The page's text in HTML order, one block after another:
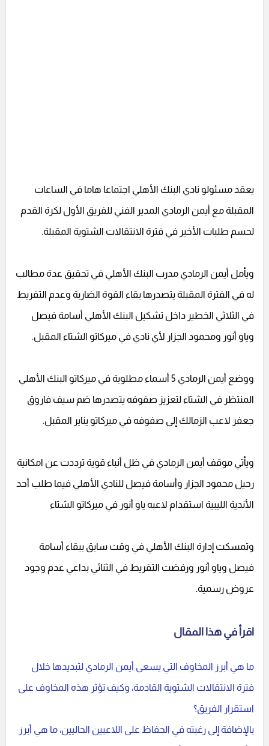
يعقد مسئولو نادي البنك الأهلي اجتماعا هاما في الساعات
المقبلة مع أيمن الرمادي المدير الفني للفريق الأول لكرة القدم
لحسم طلبات الأخير في فترة الانتقالات الشتوية المقبلة.
ويأمل أيمن الرمادي مدرب البنك الأهلي في تحقيق عدة مطالب
له في الفترة المقبلة يتصدرها بقاء القوة الضاربة وعدم التفريط
في الثلاثي الخطير داخل تشكيل البنك الأهلي أسامة فيصل
وياو أنور ومحمود الجزار لأي نادي في ميركاتو الشتاء المقبل.
ووضع أيمن الرمادي 5 أسماء مطلوبة في ميركاتو البنك الأهلي
المنتظر في الشتاء لتعزيز صفوفه يتصدرها ضم سيف فاروق
جعفر لاعب الزمالك إلى صفوفه في ميركاتو يناير المقبل.
ويأتي موقف أيمن الرمادي في ظل أنباء قوية ترددت عن امكانية
رحيل محمود الجزار وأسامة فيصل للنادي الأهلي فيما طلب أحد
الأندية الليبية استقدام لاعبه ياو أنور في ميركاتو الشتاء
وتمسكت إدارة البنك الأهلي في وقت سابق ببقاء أسامة
فيصل وياو أنور ورفضت التفريط في الثنائي بداعي عدم وجود
عروض رسمية.
اقرأ في هذا المقال
ما هي أبرز المخاوف التي يسعى أيمن الرمادي لتبديدها خلال
فترة الانتقالات الشتوية القادمة، وكيف تؤثر هذه المخاوف على
استقرار الفريق؟
بالإضافة إلى رغبته في الحفاظ على اللاعبين الحاليين، ما هي أبرز